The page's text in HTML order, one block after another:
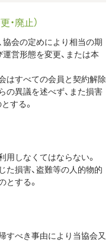
廃止）
協会の定めにより相当の期
営形態を変更、または本
はすべての会員と契約解除
の異議を述べず、また損害
する。
用しなくてはならない。
た損害、盗難等の人的物的
とする。
すべき事由により当協会又